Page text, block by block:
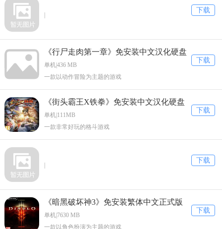
下载
下载
《行尸走肉第一章》免安装中文汉化硬盘
版下载
单机|436 MB
一款以动作冒险为主题的游戏
下载
《街头霸王X铁拳》免安装中文汉化硬盘
版下载
单机|111MB
一款非常好玩的格斗游戏
下载
下载
《暗黑破坏神3》免安装繁体中文正式版
下载
单机|7630 MB
一款以角色扮演为主题的游戏